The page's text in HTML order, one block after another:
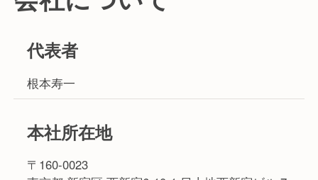
代表者
根本寿一
本社所在地
〒160-0023